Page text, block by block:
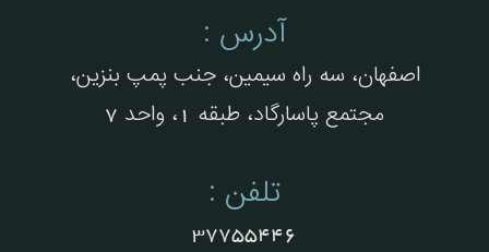
آدرس :
اصفهان، سه راه سیمین، جنب پمپ بنزین،
مجتمع پاسارگاد، طبقه 1، واحد 7
تلفن :
37755446